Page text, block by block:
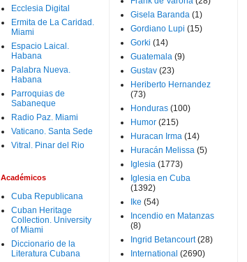
Ecclesia Digital
Ermita de La Caridad.
Miami
Espacio Laical.
Habana
Palabra Nueva.
Habana
Parroquias de
Sabaneque
Radio Paz. Miami
Vaticano. Santa Sede
Vitral. Pinar del Rio
Académicos
Cuba Republicana
Cuban Heritage
Collection. University
of Miami
Diccionario de la
Literatura Cubana
Gisela Baranda (1)
Gordiano Lupi (15)
Gorki (14)
Guatemala (9)
Gustav (23)
Heriberto Hernandez
(73)
Honduras (100)
Humor (215)
Huracan Irma (14)
Huracán Melissa (5)
Iglesia (1773)
Iglesia en Cuba
(1392)
Ike (54)
Incendio en Matanzas
(8)
Ingrid Betancourt (28)
International (2690)